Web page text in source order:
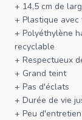
+ 14,5 cm de
+ Plastique
+ Polyéthylène
recyclable
+ Respectueux
+ Grand teint
+ Pas d'éclats
+ Durée de vie
+ Peu d'entretien